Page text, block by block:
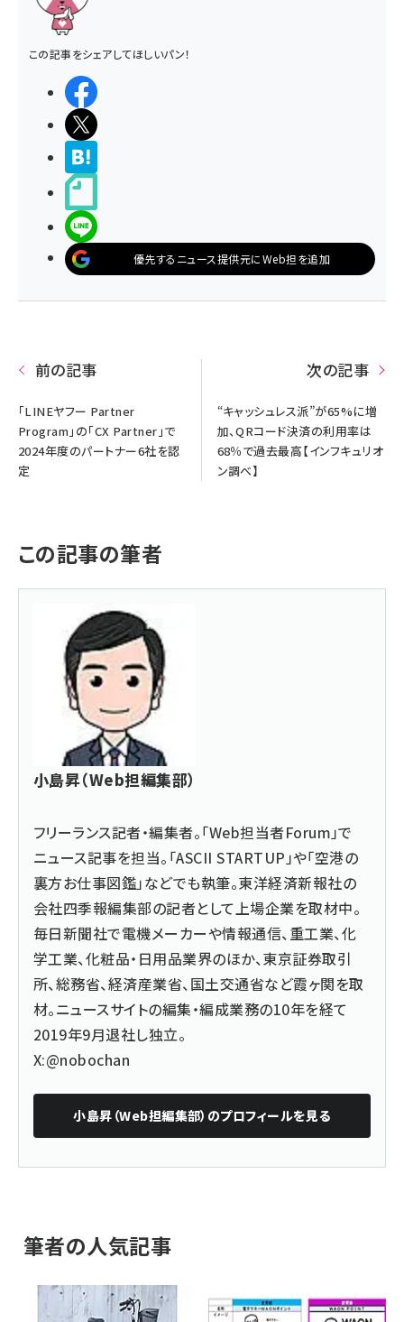
この記事をシェアしてほしいパン！
優先するニュース提供元にWeb担を追加
前の記事
「LINEヤフー Partner
Program」の「CX Partner」で
2024年度のパートナー6社を認
定
次の記事
“キャッシュレス派”が65%に増
加、QRコード決済の利用率は
68％で過去最高【インフキュリオ
ン調べ】
この記事の筆者
小島昇（Web担編集部）
フリーランス記者・編集者。「Web担当者Forum」で
ニュース記事を担当。「ASCII STARTUP」や「空港の
裏方お仕事図鑑」などでも執筆。東洋経済新報社の
会社四季報編集部の記者として上場企業を取材中。
毎日新聞社で電機メーカーや情報通信、重工業、化
学工業、化粧品・日用品業界のほか、東京証券取引
所、総務省、経済産業省、国土交通省など霞ヶ関を取
材。ニュースサイトの編集・編成業務の10年を経て
2019年9月退社し独立。
X:@nobochan
小島昇（Web担編集部） のプロフィールを見る
筆者の人気記事